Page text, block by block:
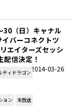
30（日）キャナル
バーコネクトツ
エイターズセッシ
信決定！
2014-03-26
ティドラゴン
ョン 生放送